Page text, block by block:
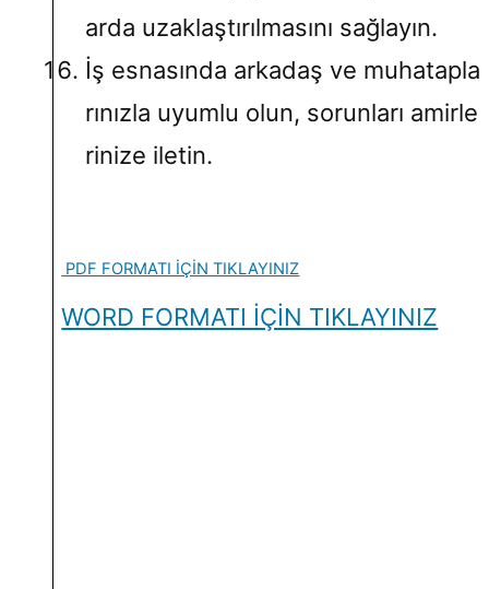
arda uzaklaştırılmasını sağlayın.
İş esnasında arkadaş ve muhatapla
rınızla uyumlu olun, sorunları amirle
rinize iletin.
PDF FORMATI İÇİN TIKLAYINIZ
WORD FORMATI İÇİN TIKLAYINIZ